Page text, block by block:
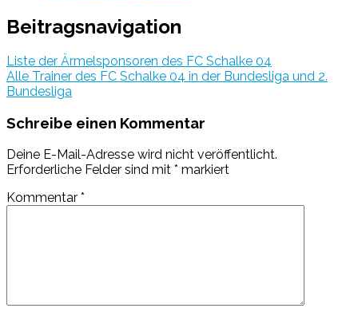
Beitragsnavigation
Liste der Ärmelsponsoren des FC Schalke 04
Alle Trainer des FC Schalke 04 in der Bundesliga und 2.
Bundesliga
Schreibe einen Kommentar
Deine E-Mail-Adresse wird nicht veröffentlicht.
Erforderliche Felder sind mit * markiert
Kommentar *